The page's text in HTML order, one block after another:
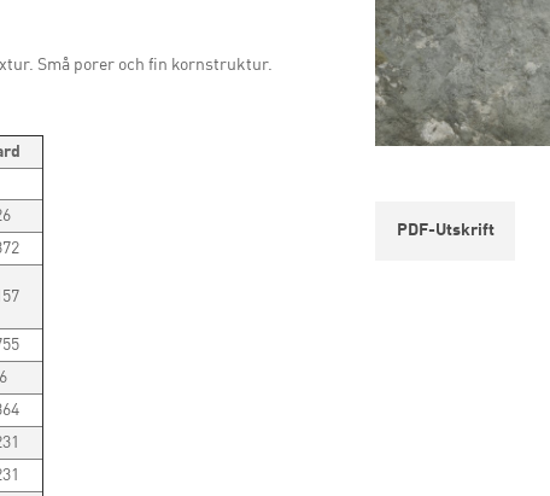
Små porer och fin kornstruktur.
PDF-Utskrift